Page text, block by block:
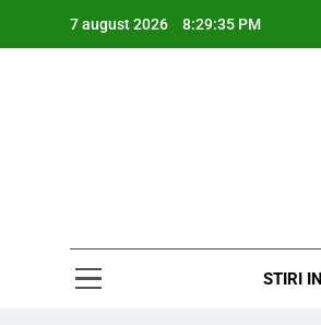
7 august 2026 8:29:37 PM
STIRI